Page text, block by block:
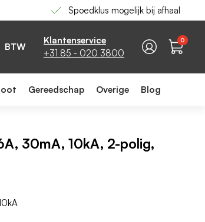
Spoedklus mogelijk bij afhaal
BTW
Klantenservice
+31 85 - 020 3800
0
Gereedschap Overige Blog
30mA, 10kA, 2-polig,